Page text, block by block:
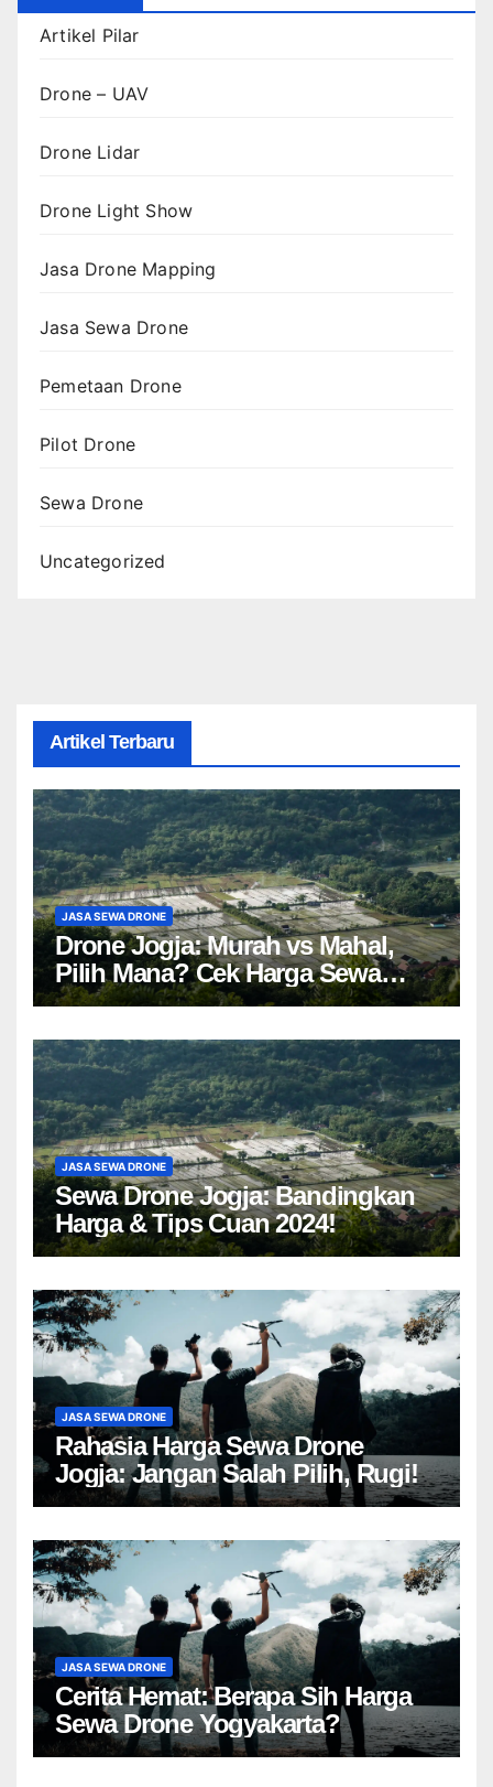
Artikel Pilar
Drone – UAV
Drone Lidar
Drone Light Show
Jasa Drone Mapping
Jasa Sewa Drone
Pemetaan Drone
Pilot Drone
Sewa Drone
Uncategorized
Artikel Terbaru
JASA SEWA DRONE
Drone Jogja: Murah vs Mahal,
Pilih Mana? Cek Harga Sewa
Drone Yogyakarta!
JASA SEWA DRONE
Sewa Drone Jogja: Bandingkan
Harga & Tips Cuan 2024!
JASA SEWA DRONE
Rahasia Harga Sewa Drone
Jogja: Jangan Salah Pilih, Rugi!
JASA SEWA DRONE
Cerita Hemat: Berapa Sih Harga
Sewa Drone Yogyakarta?